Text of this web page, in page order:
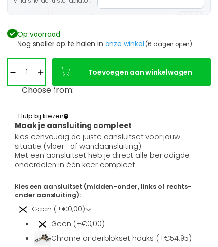
Op voorraad
Nog sneller op te halen in onze winkel (6 dagen open)
Toevoegen aan winkelwagen
Choose from:
Maak je aansluiting compleet
Hulp bij kiezen
Kies eenvoudig de juiste aansluitset voor jouw
situatie (vloer- of wandaansluiting).
Met een aansluitset heb je direct alle benodigde
onderdelen in één keer compleet.
Kies een aansluitset (midden-onder, links of rechts-
onder aansluiting):
Geen (+€0,00)
Geen (+€0,00)
Chrome onderblokset haaks (+€54,95)